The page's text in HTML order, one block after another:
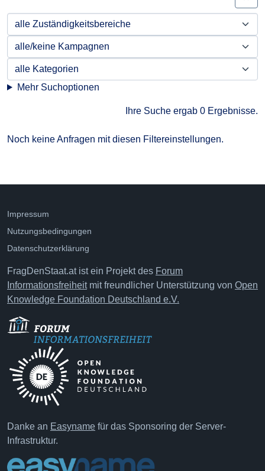
Mehr Suchoptionen
Ihre Suche ergab 0 Ergebnisse.
Noch keine Anfragen mit diesen Filtereinstellungen.
Impressum
Nutzungsbedingungen
Datenschutzerklärung
FragDenStaat.at ist ein Projekt des Forum
Informationsfreiheitmit freundlicher Unterstützung von Open
Knowledge Foundation Deutschland e.V.
Danke an Easyname für das Sponsoring der Server-
Infrastruktur.